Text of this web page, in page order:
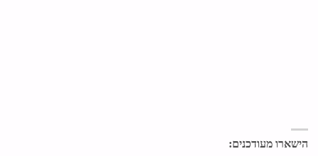
הישארו מעודכנים: